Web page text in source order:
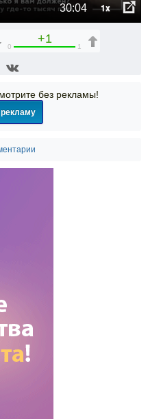
30:04 1x
+1
0 1
без рекламы!